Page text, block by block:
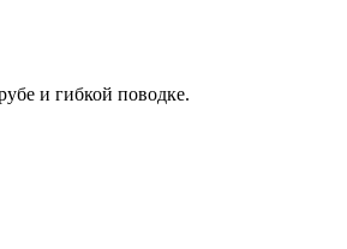
и гибкой поводке.